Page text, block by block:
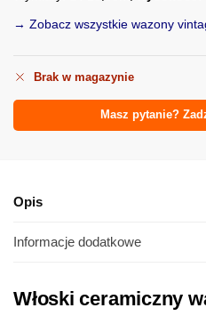
→ Zobacz wszystkie wazony
Brak w magazynie
Masz pytanie?
Opis
Informacje dodatkowe
Włoski ceramiczny